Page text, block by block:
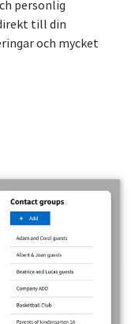
personlig
till din
och mycket